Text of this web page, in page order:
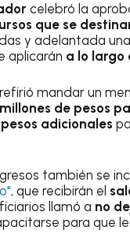
celebró la
que se
y adelantada
aplicarán a lo largo
mandar un
de pesos
adicionales
también se
, que recibirán el
llamó a no
para que